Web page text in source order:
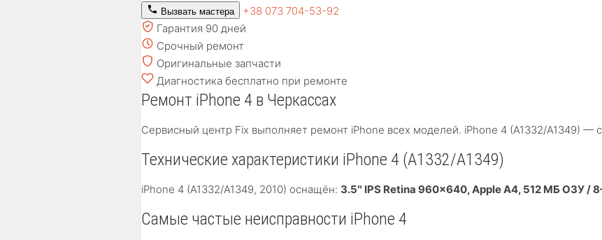
Вызвать мастера
+38 073 704-53-92
Гарантия 90 дней
Срочный ремонт
Оригинальные запчасти
Диагностика бесплатно при ремонте
Ремонт iPhone 4 в Черкассах
Сервисный центр Fix выполняет ремонт iPhone всех моделей. iPhone 4 (A1332/A1349)
Технические характеристики iPhone 4 (A1332/A1349)
iPhone 4 (A1332/A1349, 2010) оснащён: 3.5″ IPS Retina 960×640, Apple A4, 512 МБ ОЗУ /
Самые частые неисправности iPhone 4